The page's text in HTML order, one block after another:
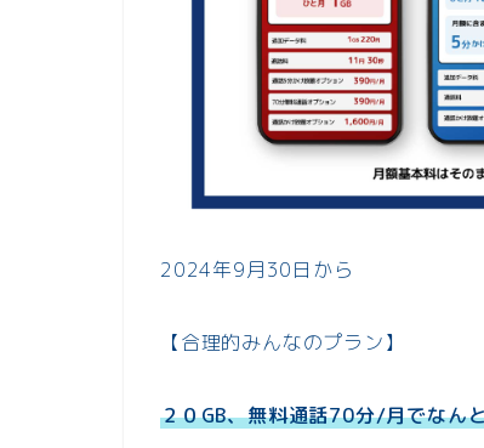
2024年9月30日から
【合理的みんなのプラン】
２０GB、無料通話70分/月でな